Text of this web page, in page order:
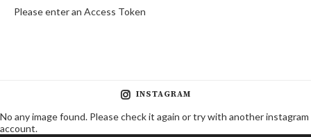
Please enter an Access Token
INSTAGRAM
No any image found. Please check it again or try with another instagram
account.